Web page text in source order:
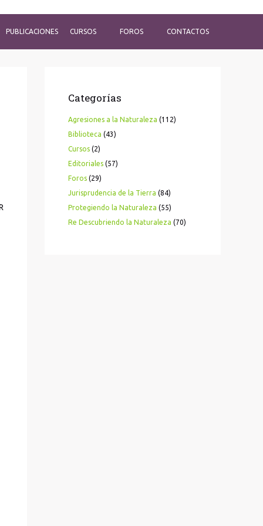
PUBLICACIONES CURSOS FOROS CONTACTOS
Categorías
Agresiones a la Naturaleza (112)
Biblioteca (43)
Cursos (2)
Editoriales (57)
Foros (29)
Jurisprudencia de la Tierra (84)
Protegiendo la Naturaleza (55)
Re Descubriendo la Naturaleza (70)